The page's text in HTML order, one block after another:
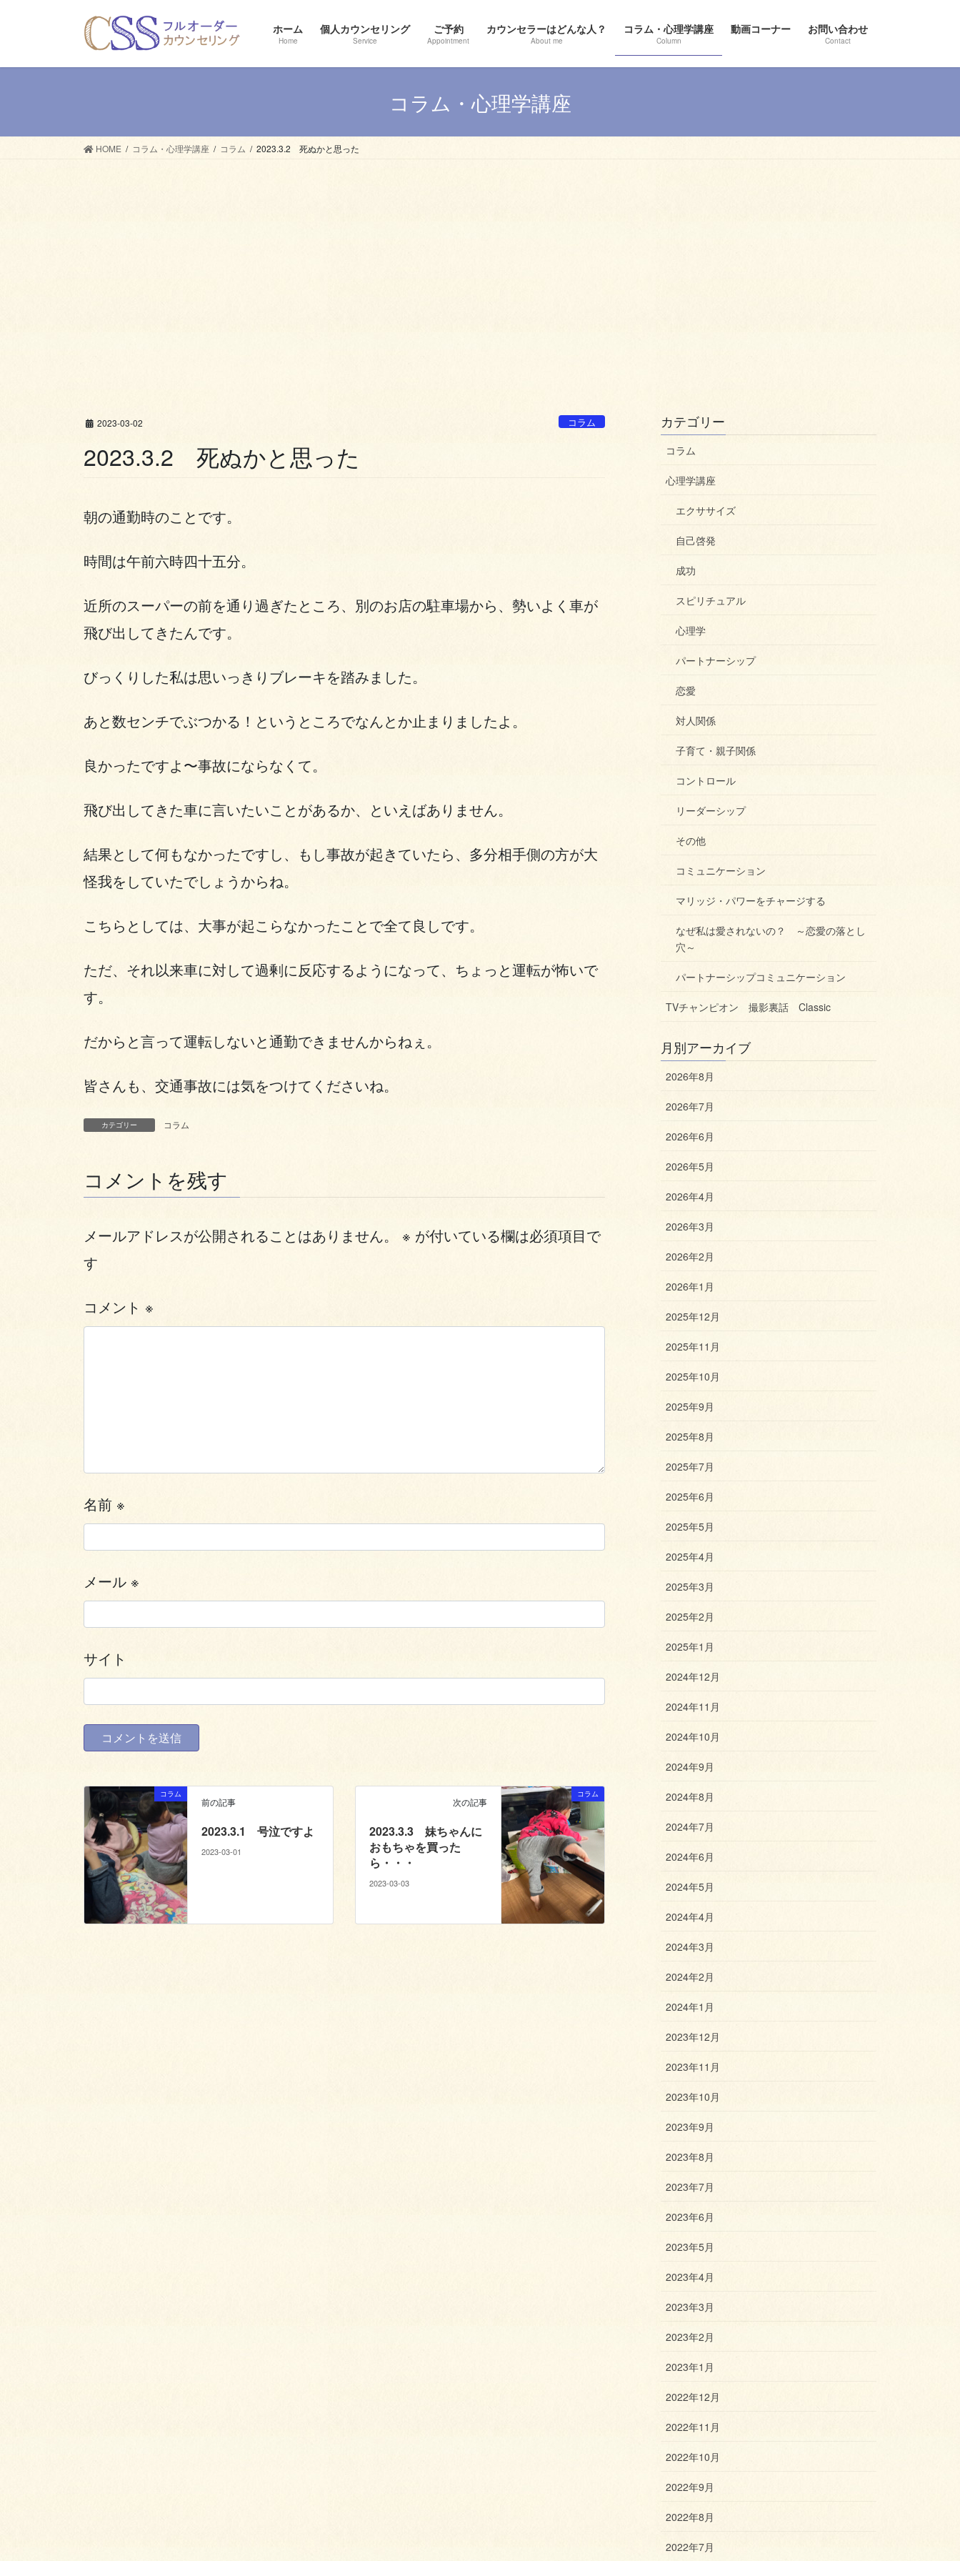
ホーム
Home
個人カウンセリング
Service
ご予約
Appointment
カウンセラーはどんな人？
About me
コラム・心理学講座
Column
動画コーナー お問い合わせ
Contact
コラム・心理学講座
HOME コラム・心理学講座 コラム 2023.3.2 死ぬかと思った
2023-03-02 コラム
2023.3.2 死ぬかと思った
朝の通勤時のことです。
時間は午前六時四十五分。
近所のスーパーの前を通り過ぎたところ、別のお店の駐車場から、勢いよく車が
飛び出してきたんです。
びっくりした私は思いっきりブレーキを踏みました。
あと数センチでぶつかる！というところでなんとか止まりましたよ。
良かったですよ〜事故にならなくて。
飛び出してきた車に言いたいことがあるか、といえばありません。
結果として何もなかったですし、もし事故が起きていたら、多分相手側の方が大
怪我をしていたでしょうからね。
こちらとしては、大事が起こらなかったことで全て良しです。
ただ、それ以来車に対して過剰に反応するようになって、ちょっと運転が怖いで
す。
だからと言って運転しないと通勤できませんからねぇ。
皆さんも、交通事故には気をつけてくださいね。
カテゴリー コラム
コメントを残す
メールアドレスが公開されることはありません。 ※ が付いている欄は必須項目で
す
コメント ※
名前 ※
メール ※
サイト
コラム
前の記事
2023.3.1 号泣ですよ
2023-03-01
コラム
次の記事
2023.3.3 妹ちゃんに
おもちゃを買った
ら・・・
2023-03-03
カテゴリー
コラム
心理学講座
エクササイズ
自己啓発
成功
スピリチュアル
心理学
パートナーシップ
恋愛
対人関係
子育て・親子関係
コントロール
リーダーシップ
その他
コミュニケーション
マリッジ・パワーをチャージする
なぜ私は愛されないの？ ～恋愛の落とし
穴～
パートナーシップコミュニケーション
TVチャンピオン 撮影裏話 Classic
月別アーカイブ
2026年8月
2026年7月
2026年6月
2026年5月
2026年4月
2026年3月
2026年2月
2026年1月
2025年12月
2025年11月
2025年10月
2025年9月
2025年8月
2025年7月
2025年6月
2025年5月
2025年4月
2025年3月
2025年2月
2025年1月
2024年12月
2024年11月
2024年10月
2024年9月
2024年8月
2024年7月
2024年6月
2024年5月
2024年4月
2024年3月
2024年2月
2024年1月
2023年12月
2023年11月
2023年10月
2023年9月
2023年8月
2023年7月
2023年6月
2023年5月
2023年4月
2023年3月
2023年2月
2023年1月
2022年12月
2022年11月
2022年10月
2022年9月
2022年8月
2022年7月